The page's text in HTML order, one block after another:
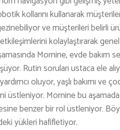
kollarını kullanarak
ve müşterileri belirli
kolaylaştırarak genel
Mornine, evde bakım
Rutin soruları ustaca ele
oluyor, yaşlı bakımı ve
Mornine bu aşamada
benzer bir rol üstleniyor.
yükleri hafifletiyor.